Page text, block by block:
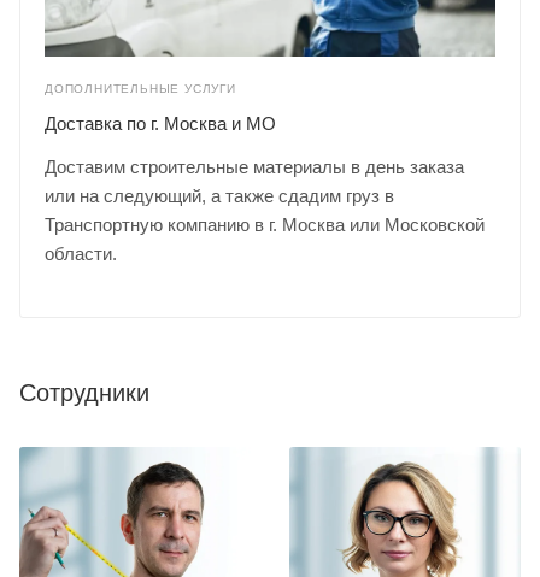
ДОПОЛНИТЕЛЬНЫЕ УСЛУГИ
Доставка по г. Москва и МО
Доставим строительные материалы в день заказа
или на следующий, а также сдадим груз в
Транспортную компанию в г. Москва или Московской
области.
Сотрудники